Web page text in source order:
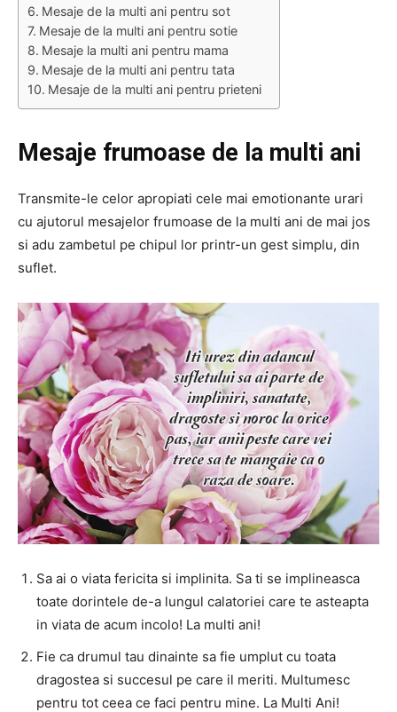
Mesaje de la multi ani pentru sot
Mesaje de la multi ani pentru sotie
Mesaje la multi ani pentru mama
Mesaje de la multi ani pentru tata
Mesaje de la multi ani pentru prieteni
Mesaje frumoase de la multi ani
Transmite-le celor apropiati cele mai emotionante urari
cu ajutorul mesajelor frumoase de la multi ani de mai jos
si adu zambetul pe chipul lor printr-un gest simplu, din
suflet.
Sa ai o viata fericita si implinita. Sa ti se implineasca
toate dorintele de-a lungul calatoriei care te asteapta
in viata de acum incolo! La multi ani!
Fie ca drumul tau dinainte sa fie umplut cu toata
dragostea si succesul pe care il meriti. Multumesc
pentru tot ceea ce faci pentru mine. La Multi Ani!